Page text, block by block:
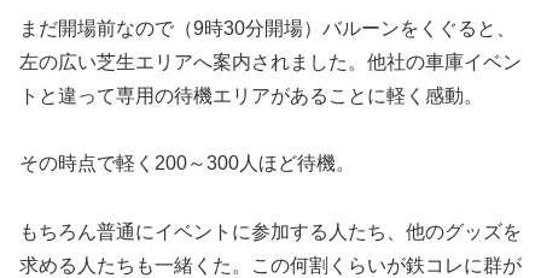
まだ開場前なので（9時30分開場）バルーンをくぐると、
左の広い芝生エリアへ案内されました。他社の車庫イベン
トと違って専用の待機エリアがあることに軽く感動。
その時点で軽く200～300人ほど待機。
もちろん普通にイベントに参加する人たち、他のグッズを
求める人たちも一緒くた。この何割くらいが鉄コレに群が